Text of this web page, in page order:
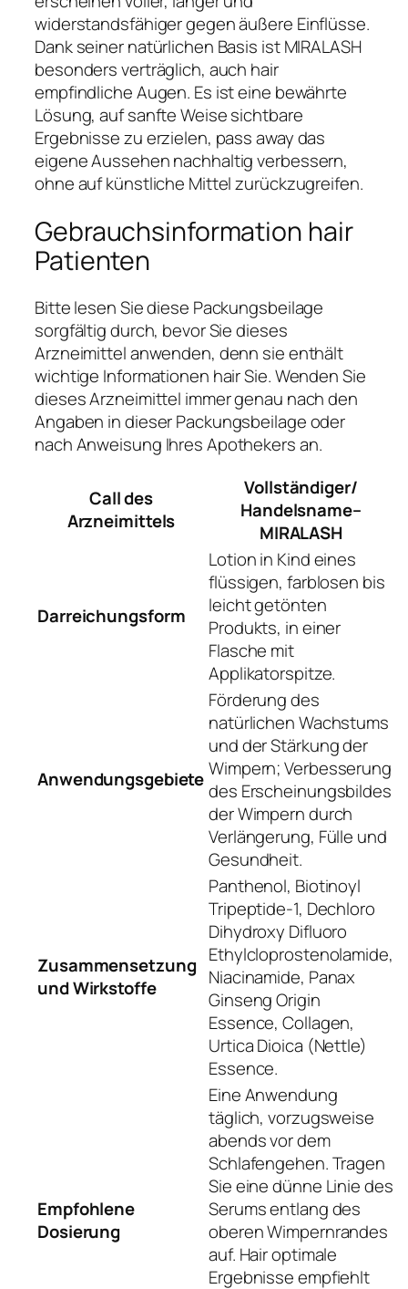
widerstandsfähiger gegen äußere Einflüsse.
Dank seiner natürlichen Basis ist MIRALASH
besonders verträglich, auch hair
empfindliche Augen. Es ist eine bewährte
Lösung, auf sanfte Weise sichtbare
Ergebnisse zu erzielen, pass away das
eigene Aussehen nachhaltig verbessern,
ohne auf künstliche Mittel zurückzugreifen.
Gebrauchsinformation hair
Patienten
Bitte lesen Sie diese Packungsbeilage
sorgfältig durch, bevor Sie dieses
Arzneimittel anwenden, denn sie enthält
wichtige Informationen hair Sie. Wenden Sie
dieses Arzneimittel immer genau nach den
Angaben in dieser Packungsbeilage oder
nach Anweisung Ihres Apothekers an.
Call des
Arzneimittels
Vollständiger/
Handelsname–
MIRALASH
Darreichungsform
Lotion in Kind eines
flüssigen, farblosen bis
leicht getönten
Produkts, in einer
Flasche mit
Applikatorspitze.
Anwendungsgebiete
Förderung des
natürlichen Wachstums
und der Stärkung der
Wimpern; Verbesserung
des Erscheinungsbildes
der Wimpern durch
Verlängerung, Fülle und
Gesundheit.
Zusammensetzung
und Wirkstoffe
Panthenol, Biotinoyl
Tripeptide-1, Dechloro
Dihydroxy Difluoro
Ethylcloprostenolamide,
Niacinamide, Panax
Ginseng Origin
Essence, Collagen,
Urtica Dioica (Nettle)
Essence.
Empfohlene
Dosierung
Eine Anwendung
täglich, vorzugsweise
abends vor dem
Schlafengehen. Tragen
Sie eine dünne Linie des
Serums entlang des
oberen Wimpernrandes
auf. Hair optimale
Ergebnisse empfiehlt